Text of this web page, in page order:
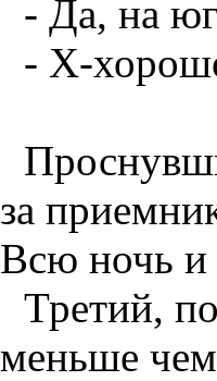
- Да, на
- Х-
за
Всю ночь и
Третий,
меньше чем